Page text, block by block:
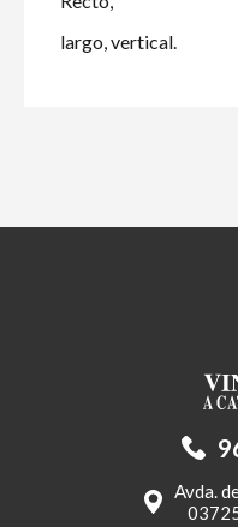
largo, vertical.
Avda.